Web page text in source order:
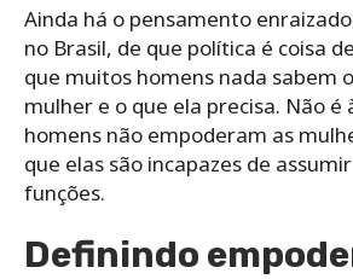
Ainda há o pensamento
no Brasil, de que política é coisa
que muitos homens nada sabem
mulher e o que ela precisa. Não é
homens não empoderam as
que elas são incapazes de
funções.
Definindo